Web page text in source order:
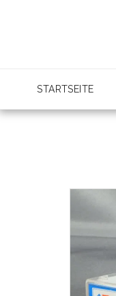
STARTSEITE